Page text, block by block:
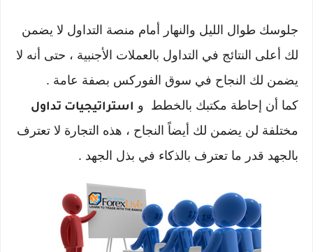
جلوسك طوال الليل والنهار أمام منصة التداول لا يضمن
لك أعلى النتائج في التداول بالعملات الأجنبية ، حتى أنه لا
يضمن لك النجاح في سوق الفوركس بصفة عامة .
كما أن إحاطة مكتبك بالخطط و استراتيجيات تداول
مختلفة لن يضمن لك أيضاً النجاح ، هذه التجارة لا تعترف
بالجهد قدر ما تعترف بالذكاء في بذل الجهد .